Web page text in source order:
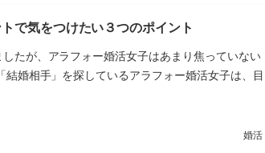
で気をつけたい３つのポイント
たが、アラフォー婚活女子はあまり焦っていない
婚相手」を探しているアラフォー婚活女子は、目
婚活